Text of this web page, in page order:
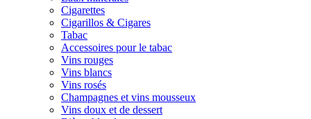
Cigarettes
Cigarillos & Cigares
Tabac
Accessoires pour le tabac
Vins rouges
Vins blancs
Vins rosés
Champagnes et vins mousseux
Vins doux et de dessert